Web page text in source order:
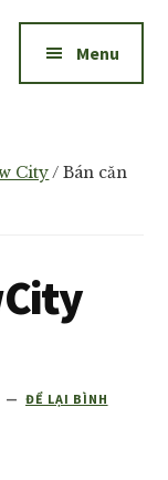
Menu
City/ Bán căn
ĐỂ LẠI BÌNH